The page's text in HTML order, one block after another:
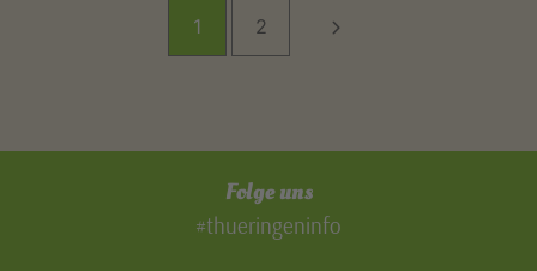
1 2
Folge uns
#thueringeninfo